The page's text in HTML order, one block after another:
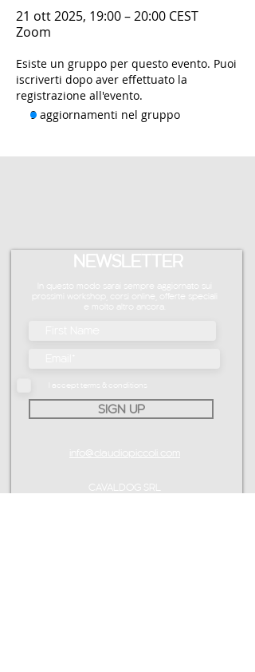
21 ott 2025, 19:00 – 20:00 CEST
Zoom
Esiste un gruppo per questo evento. Puoi
iscriverti dopo aver effettuato la
registrazione all'evento.
9 aggiornamenti nel gruppo
NEWSLETTER
In questo modo sarai sempre aggiornato sui
prossimi workshop, corsi online, offerte speciali
e molto altro ancora.
I accept terms & conditions
SIGN UP
info@claudiopiccoli.com
CAVALDOG SRL